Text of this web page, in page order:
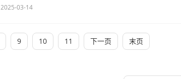
2025-03-14
9 10 11 下一页 末页